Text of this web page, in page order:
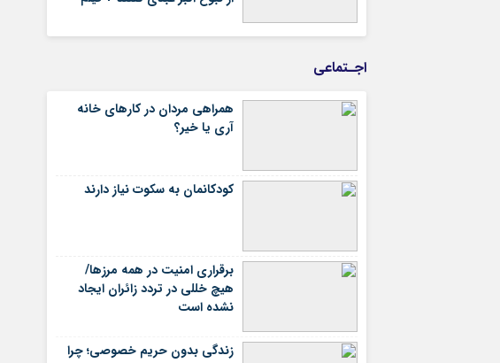
اجـتماعی
همراهی مردان در کارهای خانه
آری یا خیر؟
کودکانمان به سکوت نیاز دارند
برقراری امنیت در همه مرزها/
هیچ‌ خللی در تردد زائران ایجاد
نشده است
زندگی بدون حریم خصوصی؛ چرا